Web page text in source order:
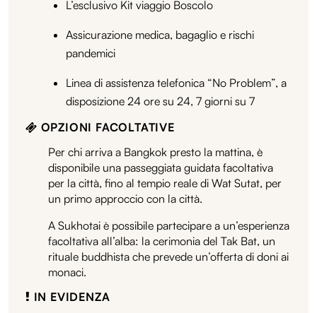
L’esclusivo Kit viaggio Boscolo
Assicurazione medica, bagaglio e rischi
pandemici
Linea di assistenza telefonica “No Problem”, a
disposizione 24 ore su 24, 7 giorni su 7
OPZIONI FACOLTATIVE
Per chi arriva a Bangkok presto la mattina, è
disponibile una passeggiata guidata facoltativa
per la città, fino al tempio reale di Wat Sutat, per
un primo approccio con la città.
A Sukhotai è possibile partecipare a un’esperienza
facoltativa all’alba: la cerimonia del Tak Bat, un
rituale buddhista che prevede un’offerta di doni ai
monaci.
IN EVIDENZA